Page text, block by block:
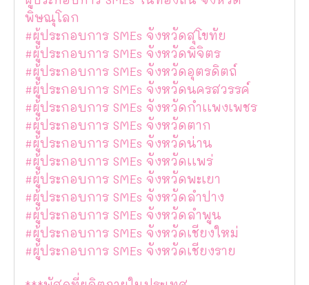
พิษณุโลก
#ผู้ประกอบการ SMEs จังหวัดสุโขทัย
#ผู้ประกอบการ SMEs จังหวัดพิจิตร
#ผู้ประกอบการ SMEs จังหวัดอุตรดิตถ์
#ผู้ประกอบการ SMEs จังหวัดนครสวรรค์
#ผู้ประกอบการ SMEs จังหวัดกำเเพงเพชร
#ผู้ประกอบการ SMEs จังหวัดตาก
#ผู้ประกอบการ SMEs จังหวัดน่าน
#ผู้ประกอบการ SMEs จังหวัดเเพร่
#ผู้ประกอบการ SMEs จังหวัดพะเยา
#ผู้ประกอบการ SMEs จังหวัดลำปาง
#ผู้ประกอบการ SMEs จังหวัดลำพูน
#ผู้ประกอบการ SMEs จังหวัดเชียงใหม่
#ผู้ประกอบการ SMEs จังหวัดเชียงราย